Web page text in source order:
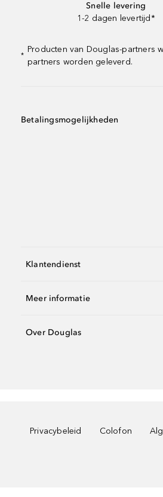
Snelle levering
1-2 dagen levertijd*
*
Producten van Douglas-partners
partners worden geleverd.
Betalingsmogelijkheden
Klantendienst
Meer informatie
Over Douglas
Privacybeleid Colofon